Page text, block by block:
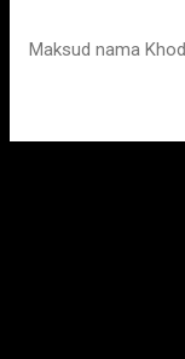
Maksud nama